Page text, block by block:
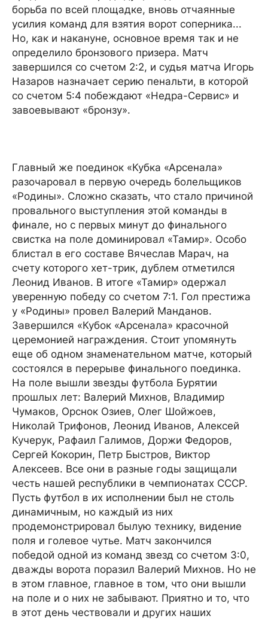
борьба по всей площадке, вновь отчаянные
усилия команд для взятия ворот соперника...
Но, как и накануне, основное время так и не
определило бронзового призера. Матч
завершился со счетом 2:2, и судья матча Игорь
Назаров назначает серию пенальти, в которой
со счетом 5:4 побеждают «Недра-Сервис» и
завоевывают «бронзу».
Главный же поединок «Кубка «Арсенала»
разочаровал в первую очередь болельщиков
«Родины». Сложно сказать, что стало причиной
провального выступления этой команды в
финале, но с первых минут до финального
свистка на поле доминировал «Тамир». Особо
блистал в его составе Вячеслав Марач, на
счету которого хет-трик, дублем отметился
Леонид Иванов. В итоге «Тамир» одержал
уверенную победу со счетом 7:1. Гол престижа
у «Родины» провел Валерий Манданов.
Завершился «Кубок «Арсенала» красочной
церемонией награждения. Стоит упомянуть
еще об одном знаменательном матче, который
состоялся в перерыве финального поединка.
На поле вышли звезды футбола Бурятии
прошлых лет: Валерий Михнов, Владимир
Чумаков, Орснок Озиев, Олег Шойжоев,
Николай Трифонов, Леонид Иванов, Алексей
Кучерук, Рафаил Галимов, Доржи Федоров,
Сергей Кокорин, Петр Быстров, Виктор
Алексеев. Все они в разные годы защищали
честь нашей республики в чемпионатах СССР.
Пусть футбол в их исполнении был не столь
динамичным, но каждый из них
продемонстрировал былую технику, видение
поля и голевое чутье. Матч закончился
победой одной из команд звезд со счетом 3:0,
дважды ворота поразил Валерий Михнов. Но не
в этом главное, главное в том, что они вышли
на поле и о них не забывают. Приятно и то, что
в этот день чествовали и других наших